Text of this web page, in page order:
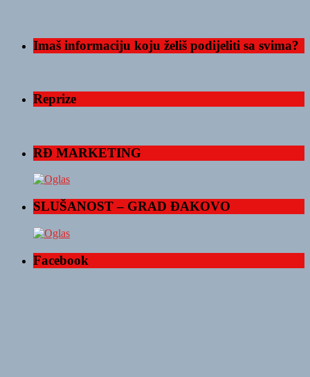
Imaš informaciju koju želiš podijeliti sa svima?
Reprize
RĐ MARKETING
SLUŠANOST – GRAD ĐAKOVO
Facebook